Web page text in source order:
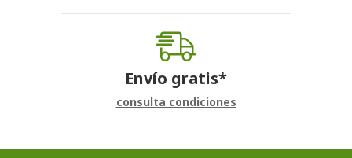
Envío gratis*
consulta condiciones